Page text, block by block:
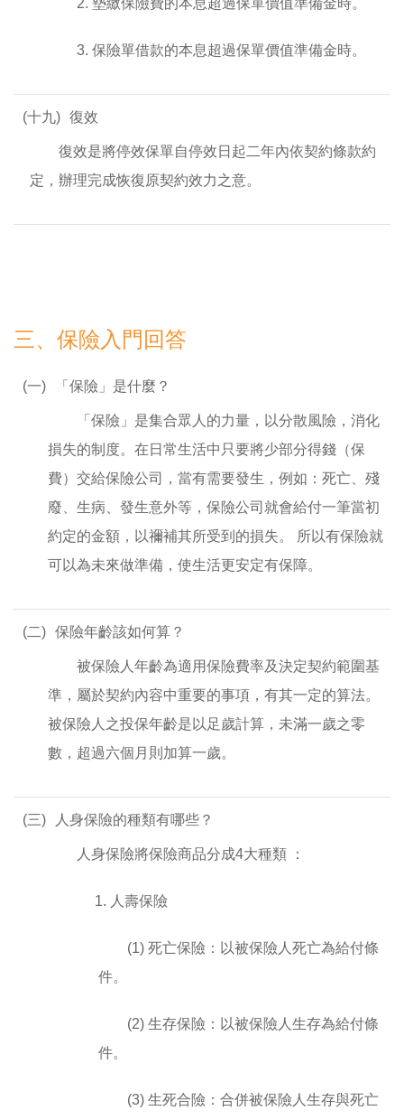
2. 墊繳保險費的本息超過保單價值準備金時。
3. 保險單借款的本息超過保單價值準備金時。
(十九) 復效
復效是將停效保單自停效日起二年內依契約條款約
定，辦理完成恢復原契約效力之意。
三、保險入門回答
(一) 「保險」是什麼？
「保險」是集合眾人的力量，以分散風險，消化
損失的制度。在日常生活中只要將少部分得錢（保
費）交給保險公司，當有需要發生，例如：死亡、殘
廢、生病、發生意外等，保險公司就會給付一筆當初
約定的金額，以禰補其所受到的損失。 所以有保險就
可以為未來做準備，使生活更安定有保障。
(二) 保險年齡該如何算？
被保險人年齡為適用保險費率及決定契約範圍基
準，屬於契約內容中重要的事項，有其一定的算法。
被保險人之投保年齡是以足歲計算，未滿一歲之零
數，超過六個月則加算一歲。
(三) 人身保險的種類有哪些？
人身保險將保險商品分成4大種類 ：
1. 人壽保險
(1) 死亡保險：以被保險人死亡為給付條
件。
(2) 生存保險：以被保險人生存為給付條
件。
(3) 生死合險：合併被保險人生存與死亡